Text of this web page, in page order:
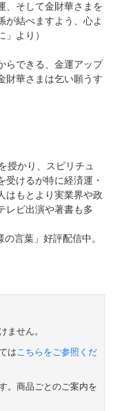
、そして金財華さまを
が結べますよう、心よ
より）
らできる、金運アップ
財華さまは乞い願うす
授かり、スピリチュ
受けるが特に経済運・
はもとより実業界や政
レビ出演や著書も多
言葉」好評配信中。
ません。
はこちらをご参照くだ
。商品ごとのご案内を